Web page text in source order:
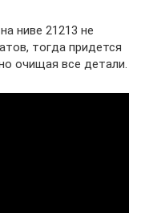
ниве 21213 не
тогда придется
очищая все детали.